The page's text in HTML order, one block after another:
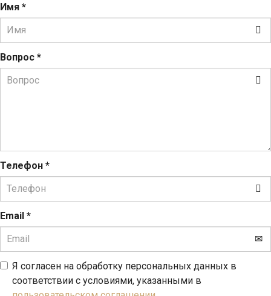
Имя *
Вопрос *
Телефон *
Email *
Я согласен на обработку персональных данных в
соответствии с условиями, указанными в